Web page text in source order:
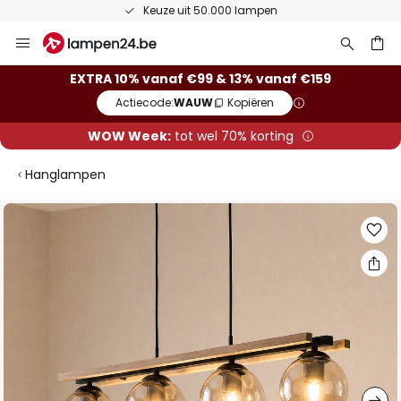
Keuze uit 50.000 lampen
naar
EXTRA 10% vanaf €99 & 13% vanaf €159
Actiecode:WAUW Kopiëren
WOW Week:tot wel 70% korting
Hanglampen
Ga